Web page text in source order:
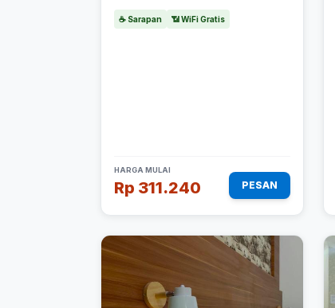
☕ Sarapan 📶 WiFi Gratis
HARGA MULAI
Rp 311.240 PESAN